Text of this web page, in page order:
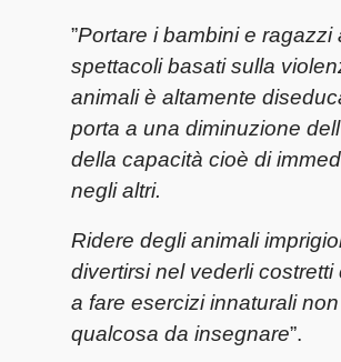
”Portare i bambini e ragazzi
spettacoli basati sulla
animali è altamente
porta a una diminuzione
della capacità cioè di
negli altri.
Ridere degli animali
divertirsi nel vederli costretti
a fare esercizi innaturali
qualcosa da insegnare”.